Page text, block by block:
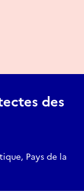
contraint
un
pour répondre
Le
ambitions de
des
Pays de la